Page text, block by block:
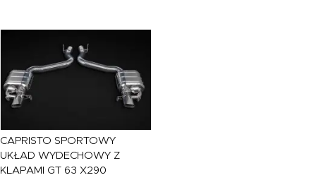
CAPRISTO SPORTOWY
UKŁAD WYDECHOWY Z
KLAPAMI GT 63 X290